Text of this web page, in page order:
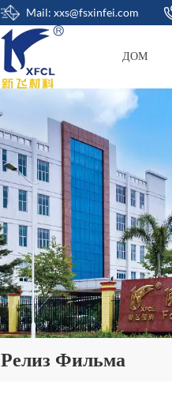
Mail: xxs@fsxinfei.com
ДОМ
Релиз Фильма